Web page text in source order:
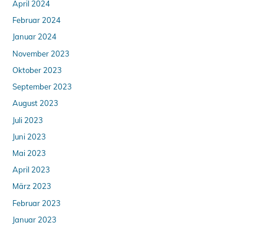
April 2024
Februar 2024
Januar 2024
November 2023
Oktober 2023
September 2023
August 2023
Juli 2023
Juni 2023
Mai 2023
April 2023
März 2023
Februar 2023
Januar 2023